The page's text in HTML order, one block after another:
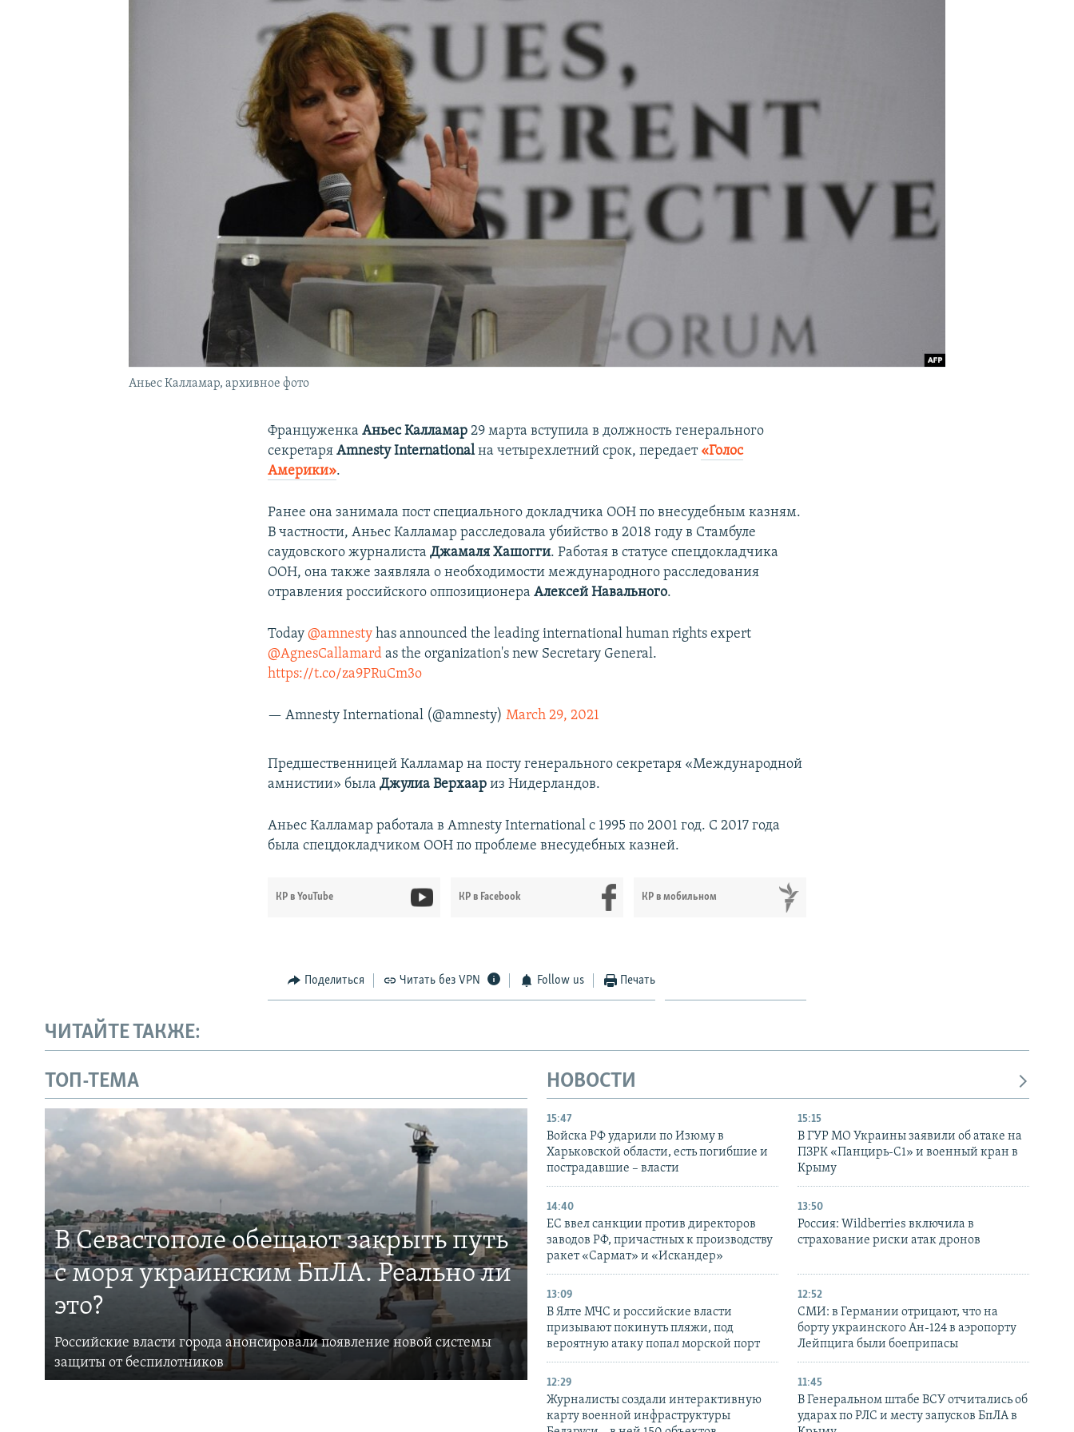
Аньес Калламар, архивное фото
ФранцуженкаАньес Калламар 29 марта вступила в должность генерального
секретаряAmnesty Internationalна четырехлетний срок, передает «Голос
Америки».
Ранее она занимала пост специального докладчика ООН по внесудебным казням.
В частности, Аньес Калламар расследовала убийство в 2018 году в Стамбуле
саудовского журналиста Джамаля Хашогги. Работая в статусе спецдокладчика
ООН, она также заявляла о необходимости международного расследования
отравления российского оппозиционераАлексей Навального.
Today@amnesty has announced the leading international human rights expert
@AgnesCallamard as the organization's new Secretary General.
https://t.co/za9PRuCm3o
— Amnesty International (@amnesty)March 29, 2021
Предшественницей Калламар на посту генерального секретаря «Международной
амнистии» былаДжулиа Верхаар из Нидерландов.
Аньес Калламар работала в Amnesty International с 1995 по 2001 год. C 2017 года
была спецдокладчиком ООН по проблеме внесудебных казней.
КР в YouTube КР в Facebook КР в мобильном
Поделиться Читать без VPN Follow us Печать
ЧИТАЙТЕ ТАКЖЕ:
ТОП-ТЕМА
В Севастополе обещают закрыть путь
с моря украинским БпЛА. Реально ли
это?
Российские власти города анонсировали появление новой системы
защиты от беспилотников
НОВОСТИ
15:47
Войска РФ ударили по Изюму в
Харьковской области, есть погибшие и
пострадавшие – власти
15:15
В ГУР МО Украины заявили об атаке на
ПЗРК «Панцирь-С1» и военный кран в
Крыму
14:40
ЕС ввел санкции против директоров
заводов РФ, причастных к производству
ракет «Сармат» и «Искандер»
13:50
Россия: Wildberries включила в
страхование риски атак дронов
13:09
В Ялте МЧС и российские власти
призывают покинуть пляжи, под
вероятную атаку попал морской порт
12:52
СМИ: в Германии отрицают, что на
борту украинского Ан-124 в аэропорту
Лейпцига были боеприпасы
12:29
Журналисты создали интерактивную
карту военной инфраструктуры
11:45
В Генеральном штабе ВСУ отчитались об
ударах по РЛС и месту запусков БпЛА в